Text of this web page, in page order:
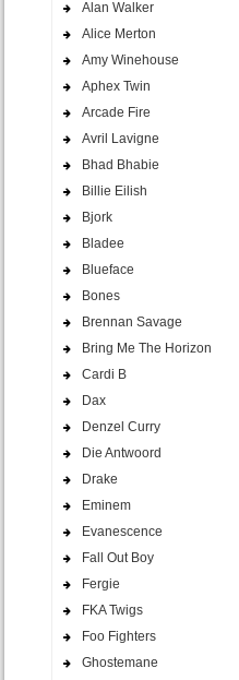
Alan Walker
Alice Merton
Amy Winehouse
Aphex Twin
Arcade Fire
Avril Lavigne
Bhad Bhabie
Billie Eilish
Bjork
Bladee
Blueface
Bones
Brennan Savage
Bring Me The Horizon
Cardi B
Dax
Denzel Curry
Die Antwoord
Drake
Eminem
Evanescence
Fall Out Boy
Fergie
FKA Twigs
Foo Fighters
Ghostemane